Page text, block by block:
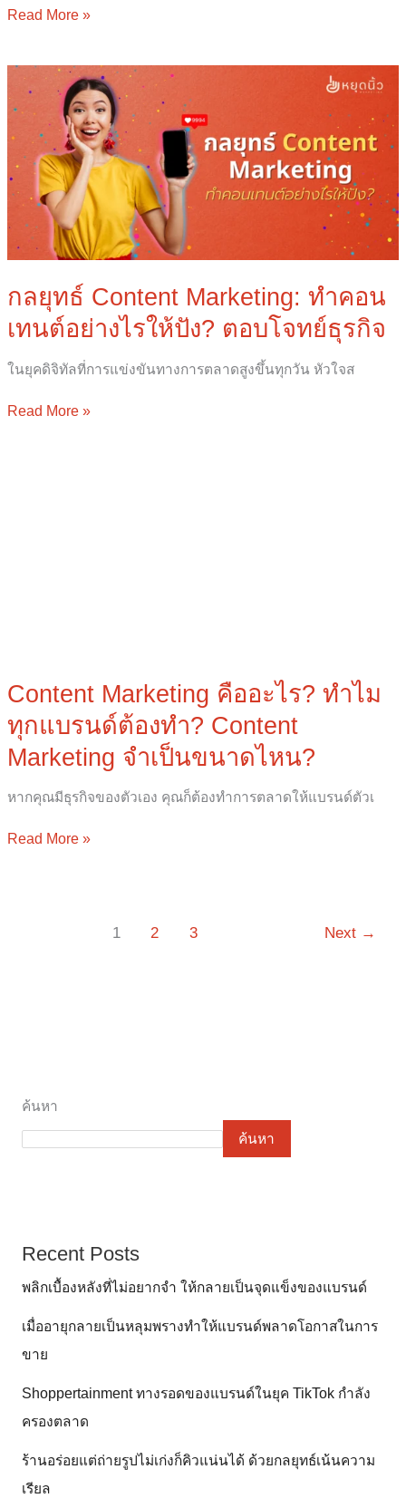
ยอด
Read More »
กลยุทธ์ Content Marketing: ทำคอน
เทนต์อย่างไรให้ปัง? ตอบโจทย์ธุรกิจ
ในยุคดิจิทัลที่การแข่งขันทางการตลาดสูงขึ้นทุกวัน หัวใจส
กลยุทธ์
Content
Marketing:
ทำ
คอน
เทนต์
อย่างไร
ตอบ
ธุรกิจ
Read More »
Content Marketing คืออะไร? ทำไม
ทุกแบรนด์ต้องทำ? Content
Marketing จำเป็นขนาดไหน?
หากคุณมีธุรกิจของตัวเอง คุณก็ต้องทำการตลาดให้แบรนด์ตัวเ
จำเป็น
ขนาด
ไหน?
Read More »
1 2 3 Next →
ค้นหา
ค้นหา
Recent Posts
พลิกเบื้องหลังที่ไม่อยากจำ ให้กลายเป็นจุดแข็งของแบรนด์
เมื่ออายุกลายเป็นหลุมพรางทำให้แบรนด์พลาดโอกาสในการ
ขาย
Shoppertainment ทางรอดของแบรนด์ในยุค TikTok กำลัง
ครองตลาด
ร้านอร่อยแต่ถ่ายรูปไม่เก่งก็คิวแน่นได้ ด้วยกลยุทธ์เน้นความ
เรียล